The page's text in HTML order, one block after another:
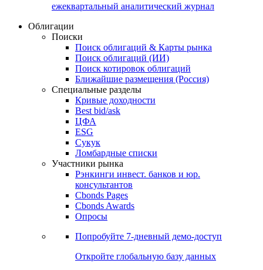
ежеквартальный аналитический журнал
Облигации
Поиски
Поиск облигаций & Карты рынка
Поиск облигаций (ИИ)
Поиск котировок облигаций
Ближайшие размещения (Россия)
Специальные разделы
Кривые доходности
Best bid/ask
ЦФА
ESG
Сукук
Ломбардные списки
Участники рынка
Рэнкинги инвест. банков и юр.
консультантов
Cbonds Pages
Cbonds Awards
Опросы
Попробуйте 7-дневный демо-доступ
Откройте глобальную базу данных